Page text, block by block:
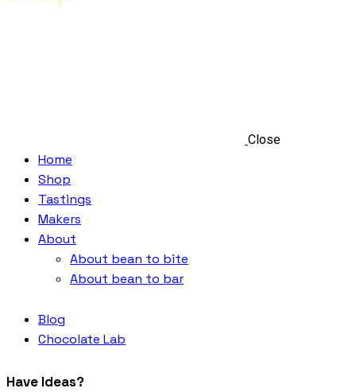
Close
Home
Shop
Tastings
Makers
About
About bean to bite
About bean to bar
Blog
Chocolate Lab
Have Ideas?